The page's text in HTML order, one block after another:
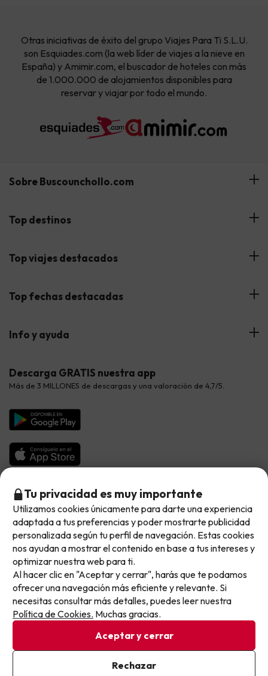
No llegas tarde: llegas al siguiente.
Este chollo ya ha caducado, pero cada día lanzamos
nuevas oportunidades para viajar mejor y pagar
menos.
Apúntate y que el próximo no se te escape.
Pon tu mejor e-mail
Ya estoy suscrito
Otras iniciativas de éxito del grupo Viajes Para Ti S.L.U.
son Esquiades.com (la web líder de viajes a la nieve en
España) y Amimir.com, el buscador de hoteles con más
de 1.000.000 de alojamientos disponibles para
reservar y viajar por todo el mundo.
Sobre Buscounchollo.com
¿Quiénes somos?
Buscounchollo en los medios
Proveedores
Viajes para grupos
Top destinos
Hoteles Andalucía
Hoteles Cataluña
Hoteles Galicia
Hoteles Salou
Top viajes destacados
Viajes con Niños
Viajes de Novios
Chollos con Todo Incluido
Chollos en la playa
Chollos con Vuelo Incluido
Hoteles con toboganes
Selección de la Newsletter
Los favoritos de nuestros clientes
Top fechas destacadas
Verano
Vacaciones en Agosto
Vacaciones en Octubre
Vacaciones en Noviembre
Info y ayuda
Contáctanos
Preguntas frecuentes
Descarga GRATIS nuestra app
Más de 3 MILLONES de descargas y una valoración de 4,7/5.
Métodos de pago disponibles
Condiciones generales
Privacidad datos
Política de cookies
Viajes para ti S.L.U. Copyright © Buscounchollo.com 2010 -
2026
Tu privacidad es muy importante
Utilizamos cookies únicamente para darte una experiencia
adaptada a tus preferencias y poder mostrarte publicidad
personalizada según tu perfil de navegación. Estas cookies
nos ayudan a mostrar el contenido en base a tus intereses y
optimizar nuestra web para ti.
Al hacer clic en "Aceptar y cerrar", harás que te podamos
ofrecer una navegación más eficiente y relevante. Si
necesitas consultar más detalles, puedes leer nuestra
Política de Cookies. Muchas gracias.
Aceptar y cerrar
Rechazar